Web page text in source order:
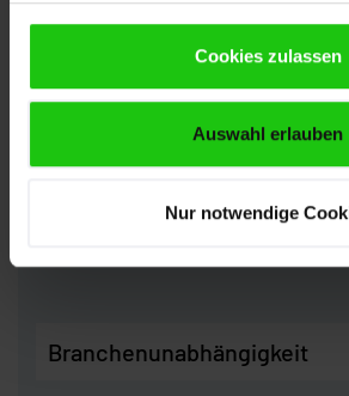
Cookies zulassen
Auswahl erlauben
Nur notwendige
Arbeitsatmosphäre
Weltweit zuhause
Branchenunabhängigkeit